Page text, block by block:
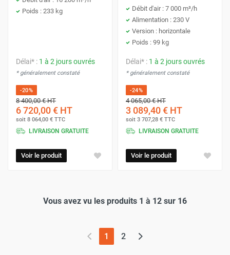
Poids : 233 kg
Délai* : 1 à 2 jours ouvrés
* généralement constaté
-20%
8 400,00 €HT
6 720,00 € HT
soit 8 064,00 € TTC
LIVRAISON GRATUITE
Voir le produit
Débit d'air : 7 000 m³/h
Alimentation : 230 V
Version : horizontale
Poids : 99 kg
Délai* : 1 à 2 jours ouvrés
* généralement constaté
-24%
4 065,00 €HT
3 089,40 € HT
soit 3 707,28 € TTC
LIVRAISON GRATUITE
Voir le produit
Vous avez vu les produits 1 à 12 sur 16
1 (page actuelle)
2